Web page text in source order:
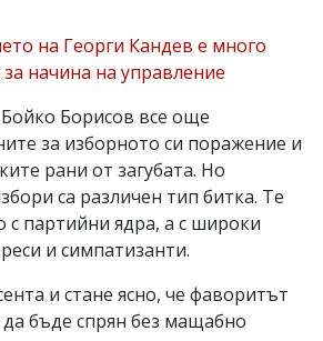
на Георги Кандев е много
начина на управление
Борисов все още
за изборното си поражение и
рани от загубата. Но
са различен тип битка. Те
с партийни ядра, а с широки
и симпатизанти.
и стане ясно, че фаворитът
бъде спрян без мащабно